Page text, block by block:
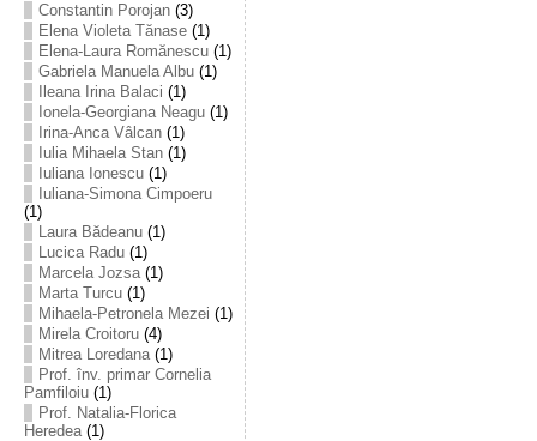
Constantin Porojan(3)
Elena Violeta Tănase(1)
Elena-Laura Romănescu(1)
Gabriela Manuela Albu(1)
Ileana Irina Balaci (1)
Ionela-Georgiana Neagu(1)
Irina-Anca Vâlcan(1)
Iulia Mihaela Stan(1)
Iuliana Ionescu(1)
Iuliana-Simona Cimpoeru
(1)
Laura Bădeanu(1)
Lucica Radu(1)
Marcela Jozsa(1)
Marta Turcu(1)
Mihaela-Petronela Mezei (1)
Mirela Croitoru(4)
Mitrea Loredana(1)
Prof. înv. primar Cornelia
Pamfiloiu(1)
Prof. Natalia-Florica
Heredea(1)